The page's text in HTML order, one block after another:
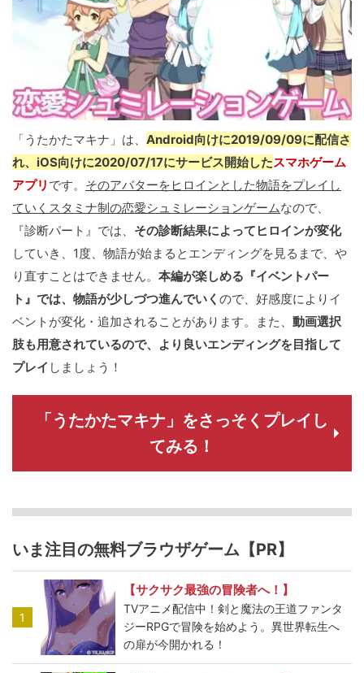
「うたかたマキナ」は、 Android向けに2019/09/09に配信さ
れ、iOS向けに2020/07/17にサービス開始したスマホゲーム
アプリ です。 そのアバターをヒロインとした物語をプレイし
ていくスタミナ制の恋愛シュミレーションゲームなので、
『診断パート』では、 その診断結果によってヒロインが変化
していき、1度、物語が始まるとエンディングを見るまで、や
り直すことはできません。 本編が楽しめる『イベントパー
ト』では、物語が少しづつ進んでいく ので、好感度によりイ
ベントが変化・追加されることがあります。また、 動画選択
肢も用意されているので、より良いエンディングを目指して
プレイ しましょう！
「うたかたマキナ」をさっそくプレイし
てみる！
いま注目の無料ブラウザゲーム【PR】
1
【サクサク最強の冒険者へ！】
TVアニメ配信中！剣と魔法の王道ファンタ
ジーRPGで冒険を始めよう。異世界転生へ
の扉が今開かれる！